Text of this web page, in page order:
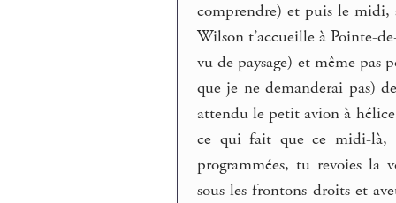
comprendre) et puis le midi,
Wilson t’accueille à Pointe-
vu de paysage) et même pas
que je ne demanderai pas)
attendu le petit avion à
ce qui fait que ce midi-là,
programmées, tu revoies la
sous les frontons droits et